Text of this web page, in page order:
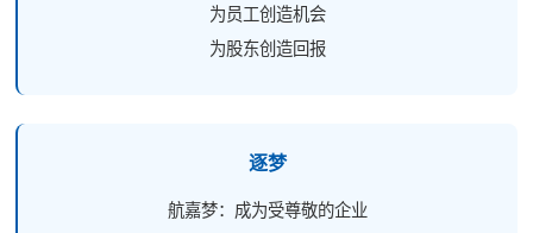
为员工创造机会
为股东创造回报
逐梦
航嘉梦：成为受尊敬的企业